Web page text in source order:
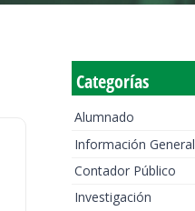
Categorías
Alumnado
Información General
Contador Público
Investigación